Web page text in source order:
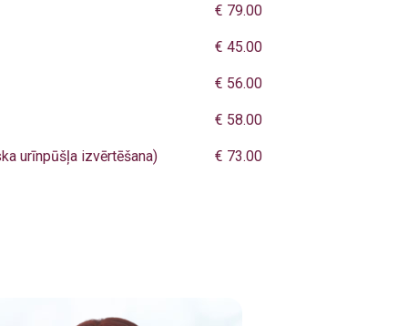
€ 79.00
€ 45.00
€ 56.00
€ 58.00
urīnpūšļa izvērtēšana) € 73.00